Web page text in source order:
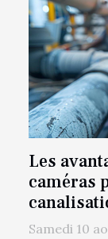
Les
caméras
Samedi 10